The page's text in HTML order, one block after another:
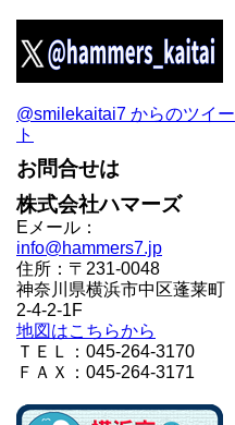
@smilekaitai7 からのツイー
ト
お問合せは
株式会社ハマーズ
Eメール：
info@hammers7.jp
住所：〒231-0048
神奈川県横浜市中区蓬莱町
2-4-2-1F
地図はこちらから
ＴＥＬ：045-264-3170
ＦＡＸ：045-264-3171